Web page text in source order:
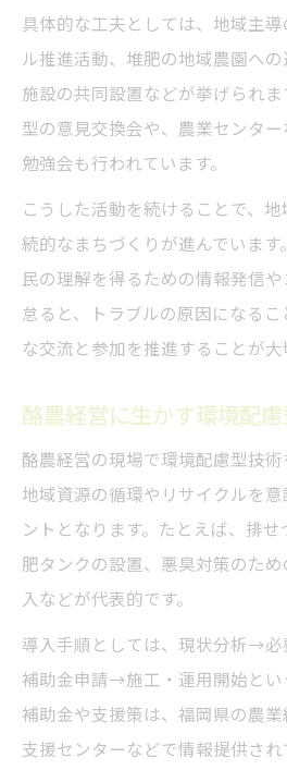
具体的な工夫としては、地域主
ル推進活動、堆肥の地域農園へ
施設の共同設置などが挙げられ
型の意見交換会や、農業センタ
勉強会も行われています。
こうした活動を続けることで、
続的なまちづくりが進んでいま
民の理解を得るための情報発信
怠ると、トラブルの原因になる
な交流と参加を推進することが大
酪農経営に生かす環境配
酪農経営の現場で環境配慮型技
地域資源の循環やリサイクルを
ントとなります。たとえば、排
肥タンクの設置、悪臭対策のた
入などが代表的です。
導入手順としては、現状分析→
補助金申請→施工・運用開始とい
補助金や支援策は、福岡県の農
支援センターなどで情報提供され